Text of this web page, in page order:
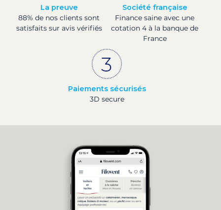
La preuve
88% de nos clients sont
satisfaits sur avis vérifiés
Société française
Finance saine avec une
cotation 4 à la banque de
France
Paiements sécurisés
3D secure